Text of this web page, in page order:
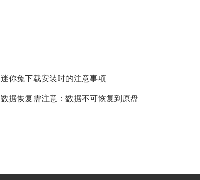
迷你兔下载安装时的注意事项
数据恢复需注意：数据不可恢复到原盘